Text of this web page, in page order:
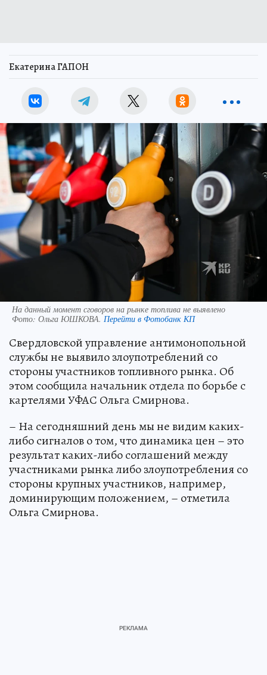
Екатерина ГАПОН
На данный момент сговоров на рынке топлива не выявлено
Фото: Ольга ЮШКОВА. Перейти в Фотобанк КП
Свердловской управление антимонопольной
службы не выявило злоупотреблений со
стороны участников топливного рынка. Об
этом сообщила начальник отдела по борьбе с
картелями УФАС Ольга Смирнова.
– На сегодняшний день мы не видим каких-
либо сигналов о том, что динамика цен – это
результат каких-либо соглашений между
участниками рынка либо злоупотребления со
стороны крупных участников, например,
доминирующим положением, – отметила
Ольга Смирнова.